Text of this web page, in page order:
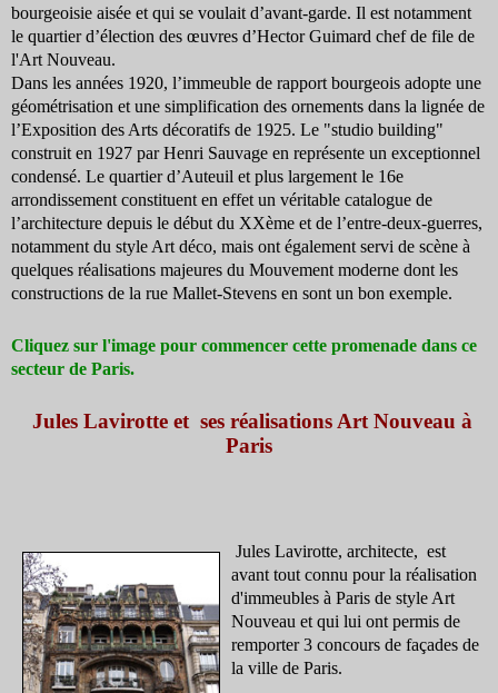
bourgeoisie aisée et qui se voulait d’avant-garde. Il est notamment
le quartier d’élection des œuvres d’Hector Guimard chef de file de
l'Art Nouveau.
Dans les années 1920, l’immeuble de rapport bourgeois adopte une
géométrisation et une simplification des ornements dans la lignée de
l’Exposition des Arts décoratifs de 1925. Le "studio building"
construit en 1927 par Henri Sauvage en représente un exceptionnel
condensé. Le quartier d’Auteuil et plus largement le 16e
arrondissement constituent en effet un véritable catalogue de
l’architecture depuis le début du XXème et de l’entre-deux-guerres,
notamment du style Art déco, mais ont également servi de scène à
quelques réalisations majeures du Mouvement moderne dont les
constructions de la rue Mallet-Stevens en sont un bon exemple.
Cliquez sur l'image pour commencer cette promenade dans ce
secteur de Paris.
Jules Lavirotte et ses réalisations Art Nouveau à
Paris
Jules Lavirotte, architecte, est
avant tout connu pour la réalisation
d'immeubles à Paris de style Art
Nouveau et qui lui ont permis de
remporter 3 concours de façades de
la ville de Paris.